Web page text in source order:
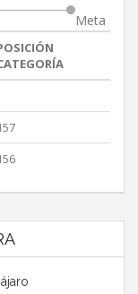
Meta